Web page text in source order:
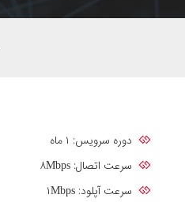
دوره سرویس: ۱ ماه
سرعت اتصال: ۸Mbps
سرعت آپلود: ۱Mbps